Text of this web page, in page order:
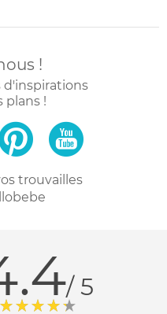
!
d'inspirations
plans !
trouvailles
/ 5